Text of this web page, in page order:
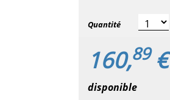
Quantité
160,89€
disponible